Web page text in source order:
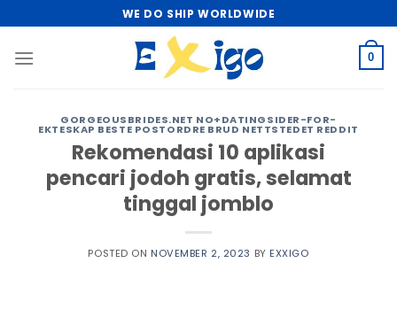
to
content
WE DO SHIP WORLDWIDE
0
GORGEOUSBRIDES.NET NO+DATINGSIDER-FOR-
EKTESKAP BESTE POSTORDRE BRUD NETTSTEDET REDDIT
Rekomendasi 10 aplikasi
pencari jodoh gratis, selamat
tinggal jomblo
POSTED ON NOVEMBER 2, 2023 BY EXXIGO